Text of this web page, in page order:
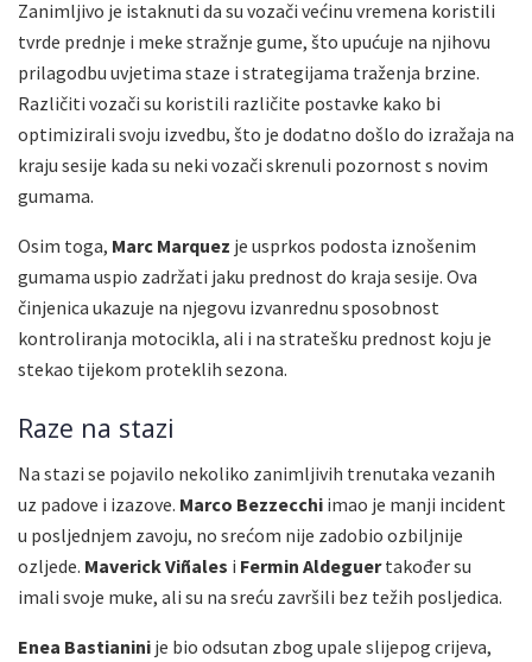
Zanimljivo je istaknuti da su vozači većinu vremena koristili
tvrde prednje i meke stražnje gume, što upućuje na njihovu
prilagodbu uvjetima staze i strategijama traženja brzine.
Različiti vozači su koristili različite postavke kako bi
optimizirali svoju izvedbu, što je dodatno došlo do izražaja na
kraju sesije kada su neki vozači skrenuli pozornost s novim
gumama.
Osim toga, Marc Marquez je usprkos podosta iznošenim
gumama uspio zadržati jaku prednost do kraja sesije. Ova
činjenica ukazuje na njegovu izvanrednu sposobnost
kontroliranja motocikla, ali i na stratešku prednost koju je
stekao tijekom proteklih sezona.
Raze na stazi
Na stazi se pojavilo nekoliko zanimljivih trenutaka vezanih
uz padove i izazove. Marco Bezzecchi imao je manji incident
u posljednjem zavoju, no srećom nije zadobio ozbiljnije
ozljede. Maverick Viñales i Fermin Aldeguertakođer su
imali svoje muke, ali su na sreću završili bez težih posljedica.
Enea Bastianini je bio odsutan zbog upale slijepog crijeva,